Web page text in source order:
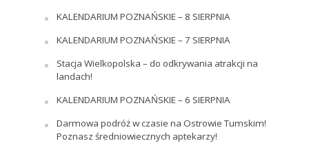
KALENDARIUM POZNAŃSKIE – 8 SIERPNIA
KALENDARIUM POZNAŃSKIE – 7 SIERPNIA
Stacja Wielkopolska – do odkrywania atrakcji na
landach!
KALENDARIUM POZNAŃSKIE – 6 SIERPNIA
Darmowa podróż w czasie na Ostrowie Tumskim!
Poznasz średniowiecznych aptekarzy!